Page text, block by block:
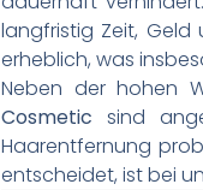
langfristig Zeit, Geld
erheblich, was
Neben der hohen
Cosmetic sind
Haarentfernung
entscheidet, ist bei